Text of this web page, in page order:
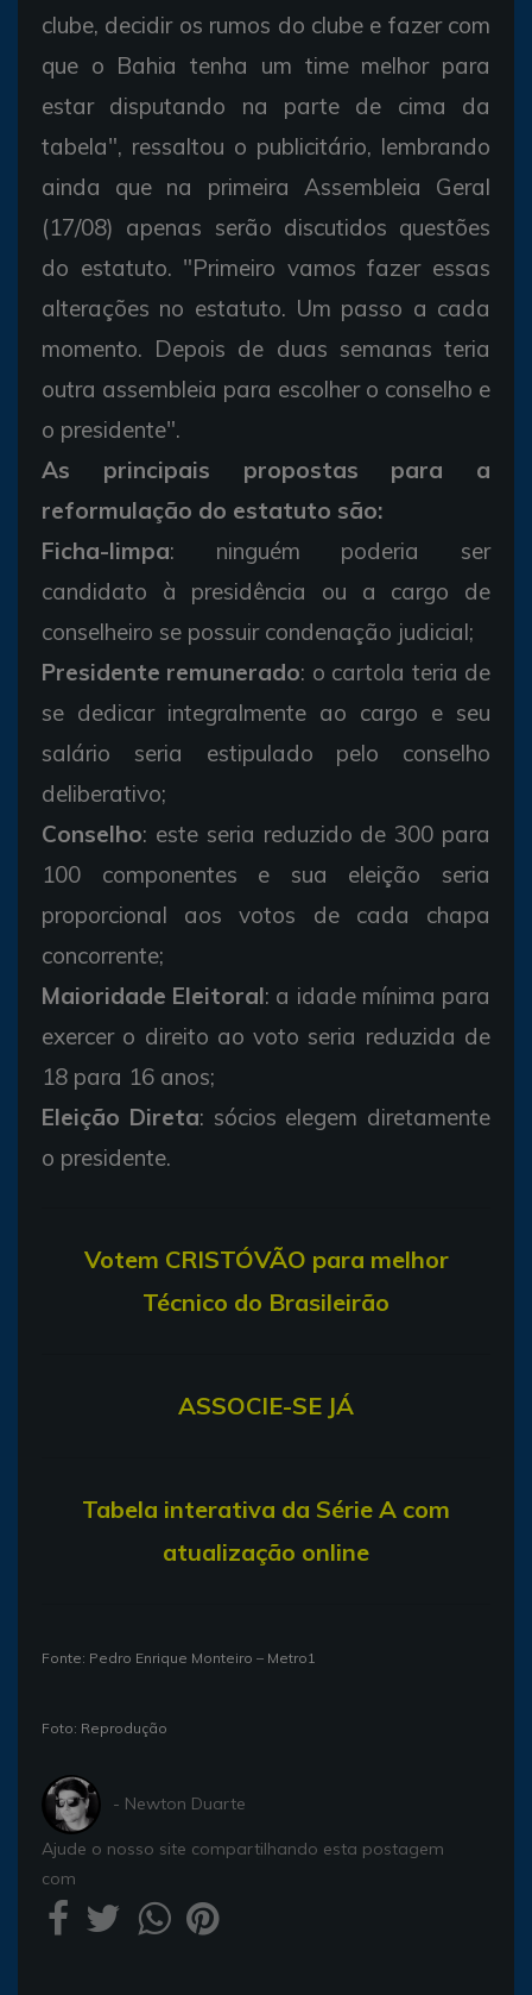
clube, decidir os rumos do clube e fazer com
que o Bahia tenha um time melhor para
estar disputando na parte de cima da
tabela", ressaltou o publicitário, lembrando
ainda que na primeira Assembleia Geral
(17/08) apenas serão discutidos questões
do estatuto. "Primeiro vamos fazer essas
alterações no estatuto. Um passo a cada
momento. Depois de duas semanas teria
outra assembleia para escolher o conselho e
o presidente".
As principais propostas para a
reformulação do estatuto são:
Ficha-limpa: ninguém poderia ser
candidato à presidência ou a cargo de
conselheiro se possuir condenação judicial;
Presidente remunerado: o cartola teria de
se dedicar integralmente ao cargo e seu
salário seria estipulado pelo conselho
deliberativo;
Conselho: este seria reduzido de 300 para
100 componentes e sua eleição seria
proporcional aos votos de cada chapa
concorrente;
Maioridade Eleitoral: a idade mínima para
exercer o direito ao voto seria reduzida de
18 para 16 anos;
Eleição Direta: sócios elegem diretamente
o presidente.
Votem CRISTÓVÃO para melhor
Técnico do Brasileirão
ASSOCIE-SE JÁ
Tabela interativa da Série A com
atualização online
Fonte: Pedro Enrique Monteiro – Metro1
Foto: Reprodução
- Newton Duarte
Ajude o nosso site compartilhando esta postagem
com